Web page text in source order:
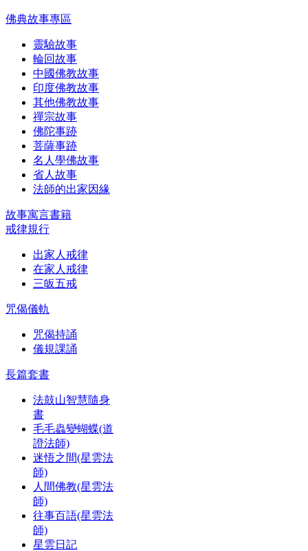
佛典故事專區
靈驗故事
輪回故事
中國佛教故事
印度佛教故事
其他佛教故事
禪宗故事
佛陀事跡
菩薩事跡
名人學佛故事
省人故事
法師的出家因緣
故事寓言書籍
戒律規行
出家人戒律
在家人戒律
三皈五戒
咒偈儀軌
咒偈持誦
儀規課誦
長篇套書
法鼓山智慧隨身
書
毛毛蟲變蝴蝶(道
證法師)
迷悟之間(星雲法
師)
人間佛教(星雲法
師)
往事百語(星雲法
師)
星雲日記